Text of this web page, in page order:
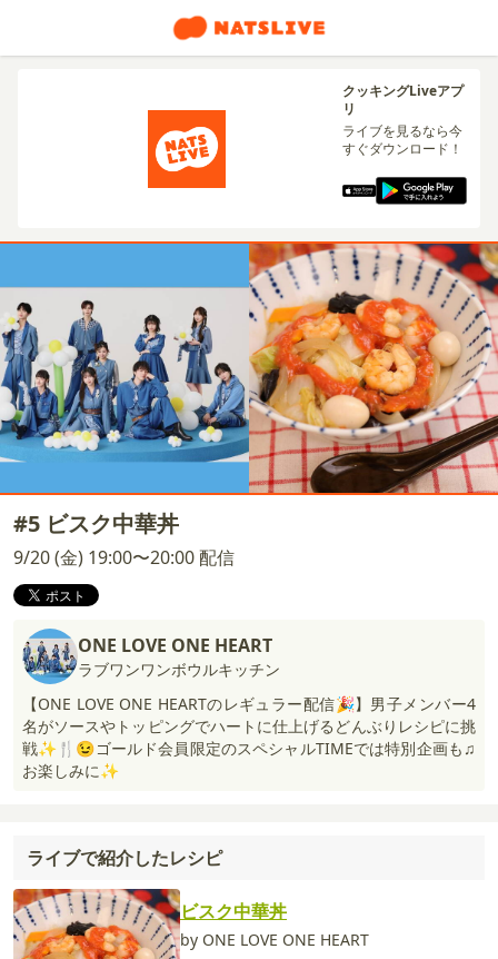
クッキングLiveアプ
リ
ライブを見るなら今
すぐダウンロード！
#5 ビスク中華丼
9/20 (金) 19:00〜20:00 配信
ONE LOVE ONE HEART
ラブワンワンボウルキッチン
【ONE LOVE ONE HEARTのレギュラー配信🎉】男子メンバー4
名がソースやトッピングでハートに仕上げるどんぶりレシピに挑
戦✨🍴😉ゴールド会員限定のスペシャルTIMEでは特別企画も♫
お楽しみに✨
ライブで紹介したレシピ
ビスク中華丼
by ONE LOVE ONE HEART